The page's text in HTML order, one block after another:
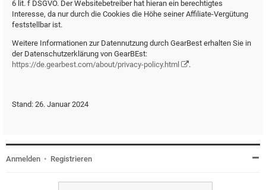
6 lit. f DSGVO. Der Websitebetreiber hat hieran ein berechtigtes
Interesse, da nur durch die Cookies die Höhe seiner Affiliate-Vergütung
feststellbar ist.
Weitere Informationen zur Datennutzung durch GearBest erhalten Sie in
der Datenschutzerklärung von GearBEst:
https://de.gearbest.com/about/privacy-policy.html
.
Stand: 26. Januar 2024
Anmelden • Registrieren